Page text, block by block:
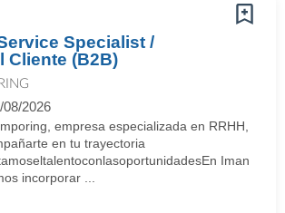
Specialist /
Cliente (B2B)
08/2026
empresa especializada en RRHH,
en tu trayectoria
Iman
incorporar ...